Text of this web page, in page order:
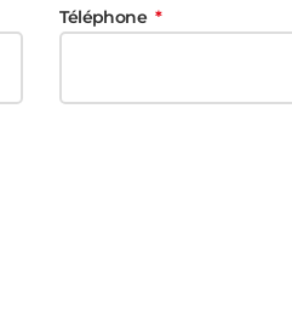
Téléphone